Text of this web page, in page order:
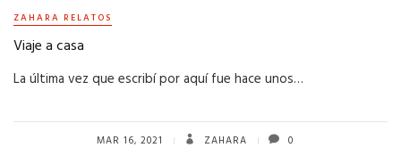
ZAHARA RELATOS
Viaje a casa
La última vez que escribí por aquí fue hace unos…
MAR 16, 2021 ZAHARA 0